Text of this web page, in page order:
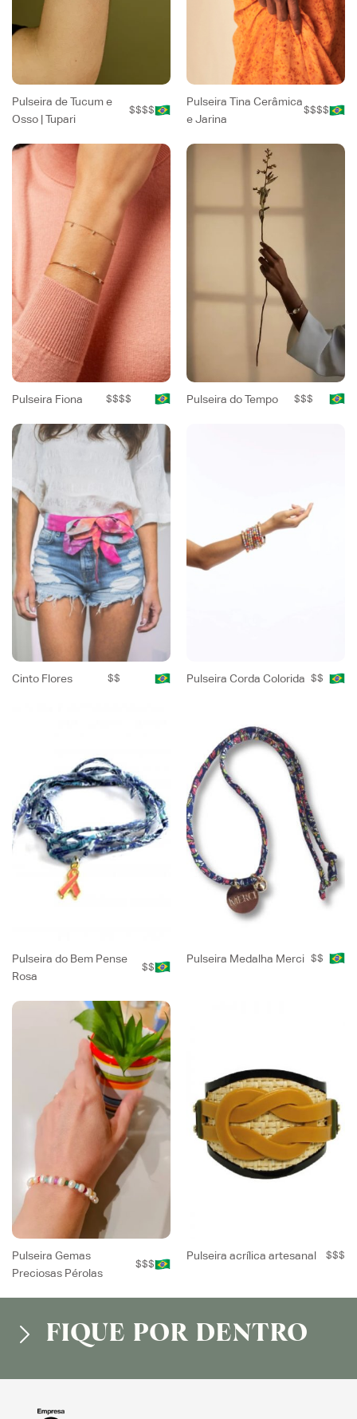
Pulseira de Tucum e
Osso | Tupari
$$$$
Pulseira Tina Cerâmica
e Jarina
$$$$
Pulseira Fiona $$$$ Pulseira do Tempo $$$
Cinto Flores $$ Pulseira Corda Colorida $$
Pulseira do Bem Pense
Rosa
$$
Pulseira Medalha Merci $$
Pulseira Gemas
Preciosas Pérolas
$$$
Pulseira acrílica artesanal $$$
FIQUE POR DENTRO